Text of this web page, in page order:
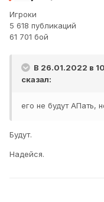
Игроки
5 618 публикаций
61 701 бой
В 26.01.2022 в
сказал:
его не будут АПать,
Будут.
Надейся.